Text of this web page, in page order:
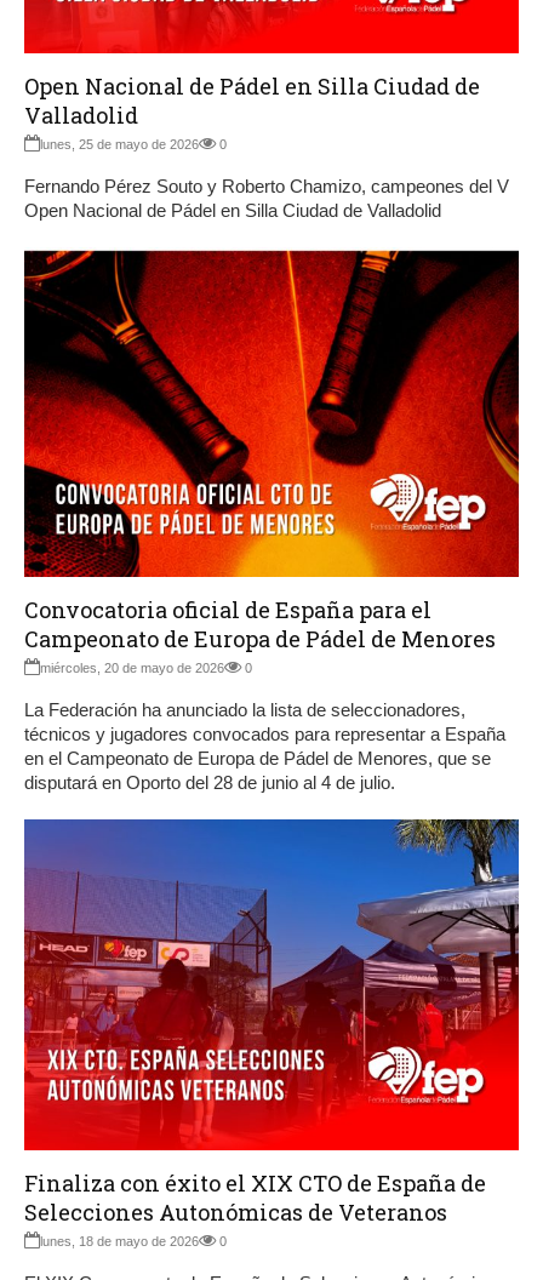
Open Nacional de Pádel en Silla Ciudad de
Valladolid
lunes, 25 de mayo de 2026 0
Fernando Pérez Souto y Roberto Chamizo, campeones del V
Open Nacional de Pádel en Silla Ciudad de Valladolid
Convocatoria oficial de España para el
Campeonato de Europa de Pádel de Menores
miércoles, 20 de mayo de 2026 0
La Federación ha anunciado la lista de seleccionadores,
técnicos y jugadores convocados para representar a España
en el Campeonato de Europa de Pádel de Menores, que se
disputará en Oporto del 28 de junio al 4 de julio.
Finaliza con éxito el XIX CTO de España de
Selecciones Autonómicas de Veteranos
lunes, 18 de mayo de 2026 0